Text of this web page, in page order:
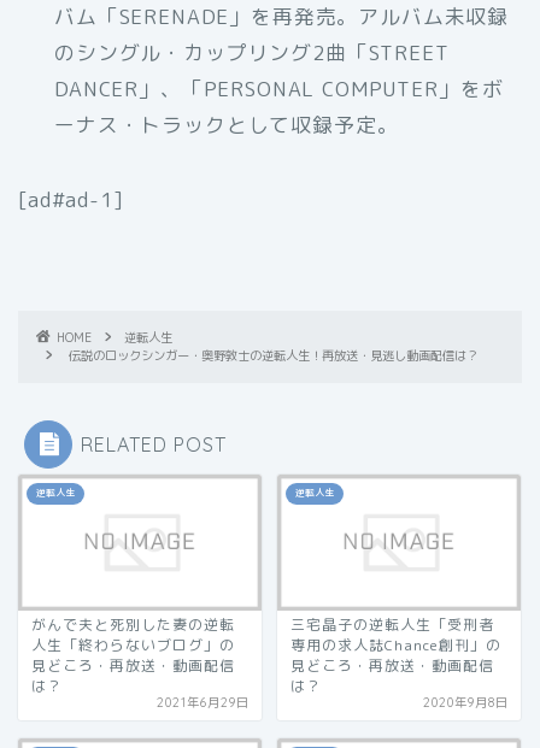
バム「SERENADE」を再発売。アルバム未収録
のシングル・カップリング2曲「STREET
DANCER」、「PERSONAL COMPUTER」をボ
ーナス・トラックとして収録予定。
[ad#ad-1]
HOME
逆転人生
伝説のロックシンガー・奥野敦士の逆転人生！再放送・見逃し動画配信は？
RELATED POST
逆転人生
がんで夫と死別した妻の逆転
人生「終わらないブログ」の
見どころ・再放送・動画配信
は？
2021年6月29日
逆転人生
三宅晶子の逆転人生「受刑者
専用の求人誌Chance創刊」の
見どころ・再放送・動画配信
は？
2020年9月8日